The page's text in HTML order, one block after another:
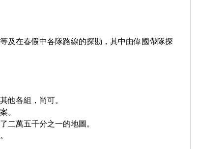
及在春假中各隊路線的探勘，其中由偉國帶隊探
他各組，尚可。
。
萬五千分之一的地圖。